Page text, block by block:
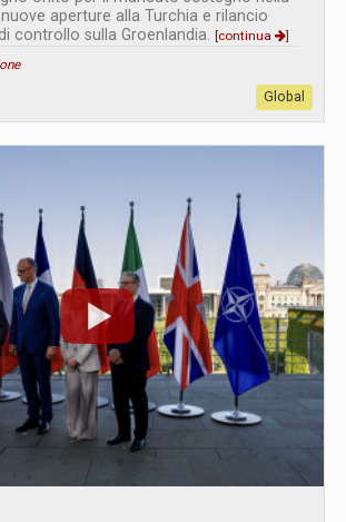
aperture alla Turchia e rilancio
controllo sulla Groenlandia. [continua
]
Global